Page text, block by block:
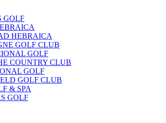
GOLF
HEBRAICA
GOLF CLUB
GOLF
COUNTRY CLUB
GOLF
GOLF CLUB
& SPA
GOLF